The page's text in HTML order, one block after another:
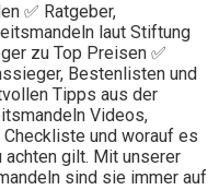
✅ Ratgeber,
laut Stiftung
zu Top Preisen ✅
Bestenlisten und
Tipps aus der
Videos,
und worauf es
gilt. Mit unserer
sind sie immer auf